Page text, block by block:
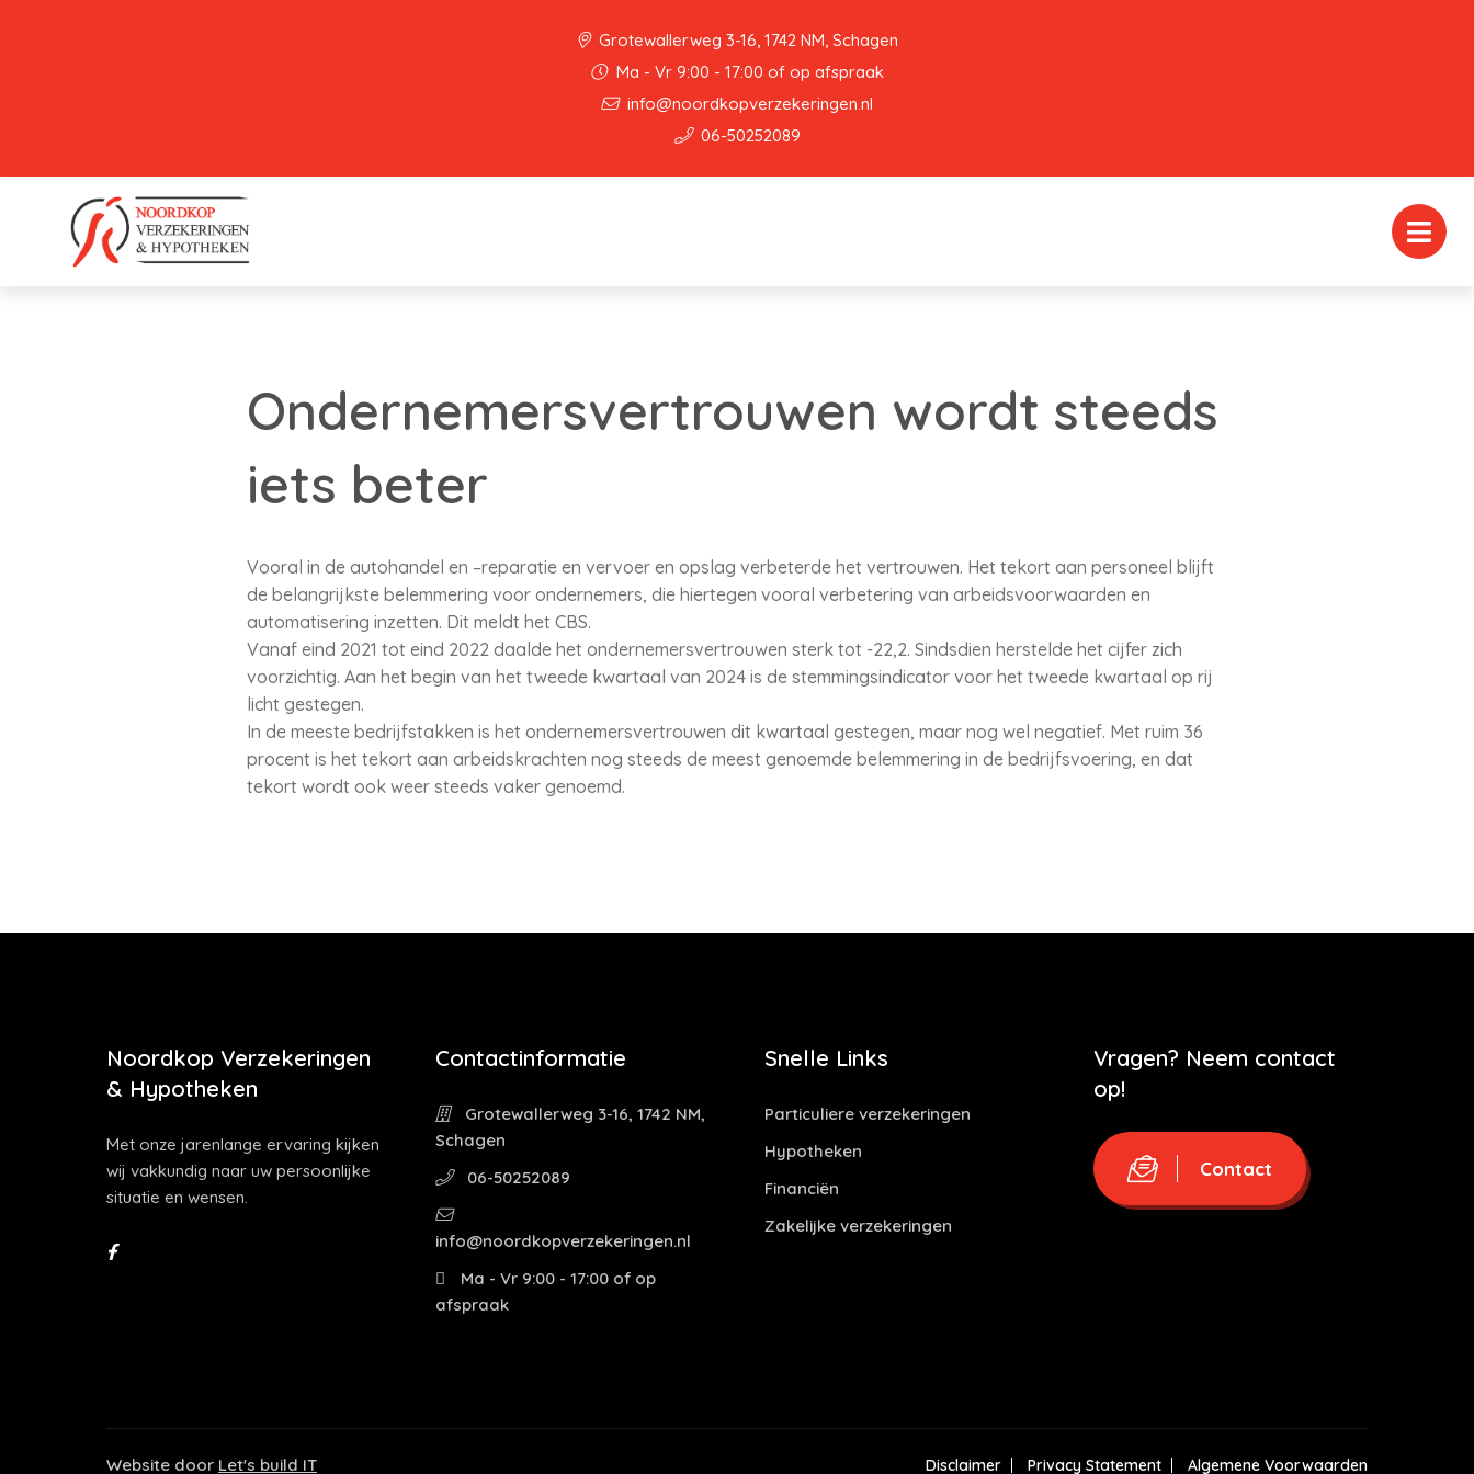
Grotewallerweg 3-16, 1742 NM, Schagen
Ma - Vr 9:00 - 17:00 of op afspraak
info@noordkopverzekeringen.nl
06-50252089
Ondernemersvertrouwen wordt steeds
iets beter
Vooral in de autohandel en –reparatie en vervoer en opslag verbeterde het vertrouwen. Het tekort aan personeel blijft
de belangrijkste belemmering voor ondernemers, die hiertegen vooral verbetering van arbeidsvoorwaarden en
automatisering inzetten. Dit meldt het CBS.
Vanaf eind 2021 tot eind 2022 daalde het ondernemersvertrouwen sterk tot -22,2. Sindsdien herstelde het cijfer zich
voorzichtig. Aan het begin van het tweede kwartaal van 2024 is de stemmingsindicator voor het tweede kwartaal op rij
licht gestegen.
In de meeste bedrijfstakken is het ondernemersvertrouwen dit kwartaal gestegen, maar nog wel negatief. Met ruim 36
procent is het tekort aan arbeidskrachten nog steeds de meest genoemde belemmering in de bedrijfsvoering, en dat
tekort wordt ook weer steeds vaker genoemd.
Noordkop Verzekeringen
& Hypotheken
Met onze jarenlange ervaring kijken
wij vakkundig naar uw persoonlijke
situatie en wensen.
Contactinformatie
Grotewallerweg 3-16, 1742 NM,
Schagen
06-50252089
info@noordkopverzekeringen.nl
Ma - Vr 9:00 - 17:00 of op
afspraak
Snelle Links
Particuliere verzekeringen
Hypotheken
Financiën
Zakelijke verzekeringen
Vragen? Neem contact
op!
Contact
Website door Let's build IT Disclaimer Privacy Statement Algemene Voorwaarden